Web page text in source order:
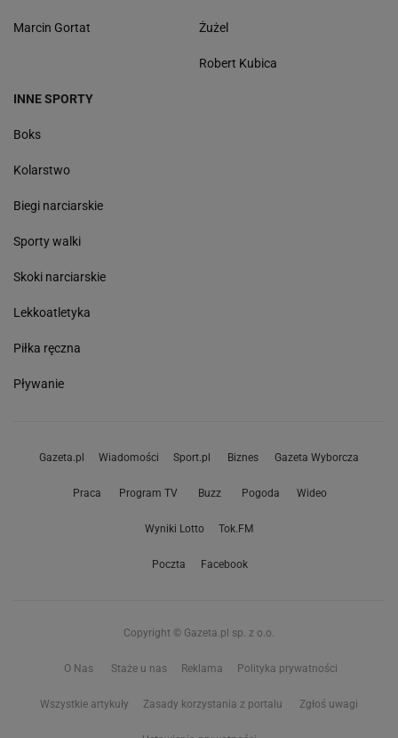
Marcin Gortat Żużel
Robert Kubica
INNE SPORTY
Boks
Kolarstwo
Biegi narciarskie
Sporty walki
Skoki narciarskie
Lekkoatletyka
Piłka ręczna
Pływanie
Gazeta.pl Wiadomości Sport.pl Biznes Gazeta Wyborcza
Praca Program TV Buzz Pogoda Wideo
Wyniki Lotto Tok.FM
Poczta Facebook
Copyright © Gazeta.pl sp. z o.o.
O Nas Staże u nas Reklama Polityka prywatności
Wszystkie artykuły Zasady korzystania z portalu Zgłoś uwagi